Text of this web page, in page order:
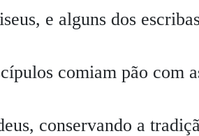
e alguns dos
comiam pão com
conservando a